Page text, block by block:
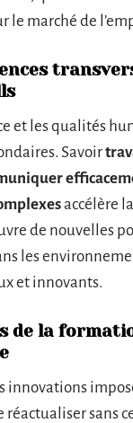
le marché de
et les qualités
Savoir
accélère
de nouvelles
les
et innovants.
de la
innovations
réactualiser sans